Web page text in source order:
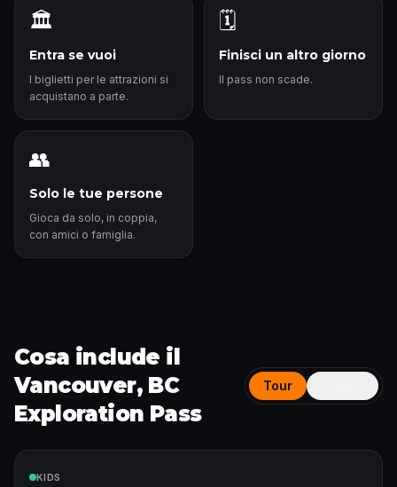
🏛️
Entra se vuoi
I biglietti per le attrazioni si
acquistano a parte.
🗓️
Finisci un altro giorno
Il pass non scade.
👥
Solo le tue persone
Gioca da solo, in coppia,
con amici o famiglia.
Cosa include il
Vancouver, BC
Exploration Pass
Tour
KIDS